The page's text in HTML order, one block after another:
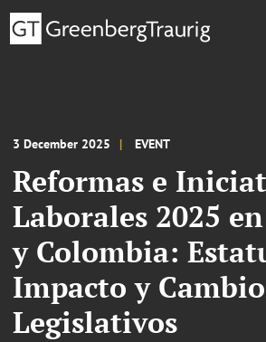
3 December 2025 EVENT
Reformas e
Laborales 2025
y Colombia:
Impacto y
Legislativos